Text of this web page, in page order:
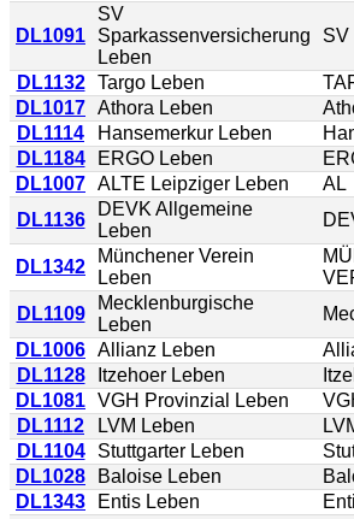
DL1091
SV
Sparkassenversicherung
Leben
SV
DL1132 Targo Leben
DL1017 Athora Leben
DL1114
Hansemerkur Leben
DL1184
ERGO Leben
DL1007 ALTE Leipziger Leben AL
DL1136
DEVK Allgemeine
Leben
DL1342
Münchener Verein
Leben
DL1109
Mecklenburgische
Leben
DL1006 Allianz Leben
DL1128
Itzehoer Leben
DL1081 VGH Provinzial Leben
DL1112
LVM Leben
DL1104
Stuttgarter Leben
DL1028
Baloise Leben
DL1343
Entis Leben